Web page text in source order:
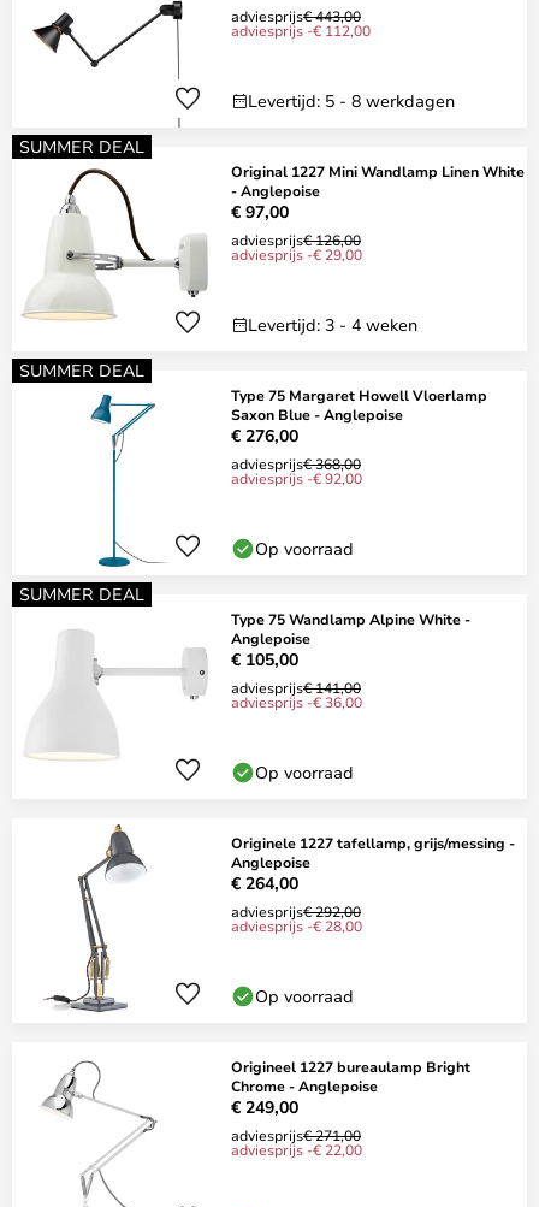
adviesprijs€ 443,00
adviesprijs -€ 112,00
Levertijd: 5 - 8 werkdagen
SUMMER DEAL
Original 1227 Mini Wandlamp Linen White
- Anglepoise
€ 97,00
adviesprijs€ 126,00
adviesprijs -€ 29,00
Levertijd: 3 - 4 weken
SUMMER DEAL
Type 75 Margaret Howell Vloerlamp
Saxon Blue - Anglepoise
€ 276,00
adviesprijs€ 368,00
adviesprijs -€ 92,00
Op voorraad
SUMMER DEAL
Type 75 Wandlamp Alpine White -
Anglepoise
€ 105,00
adviesprijs€ 141,00
adviesprijs -€ 36,00
Op voorraad
Originele 1227 tafellamp, grijs/messing -
Anglepoise
€ 264,00
adviesprijs€ 292,00
adviesprijs -€ 28,00
Op voorraad
Origineel 1227 bureaulamp Bright
Chrome - Anglepoise
€ 249,00
adviesprijs€ 271,00
adviesprijs -€ 22,00